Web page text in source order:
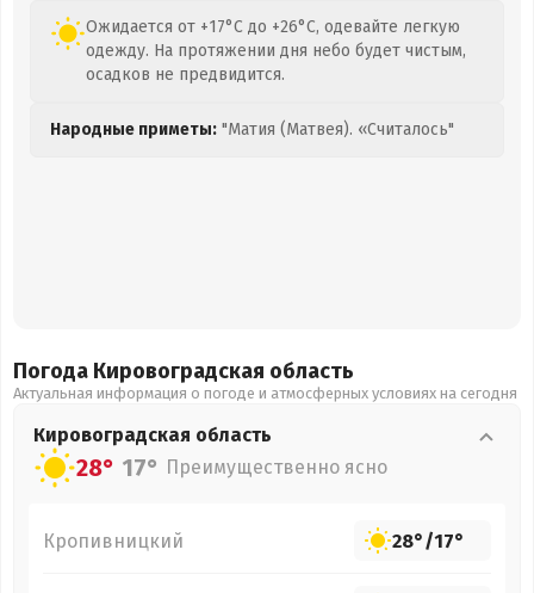
Ожидается от +17°C до +26°C, одевайте легкую
одежду. На протяжении дня небо будет чистым,
осадков не предвидится.
Народные приметы: "Матия (Матвея). «Считалось"
Погода Кировоградская область
Актуальная информация о погоде и атмосферных условиях на сегодня
Кировоградская область
28° 17° Преимущественно ясно
Кропивницкий 28°/17°